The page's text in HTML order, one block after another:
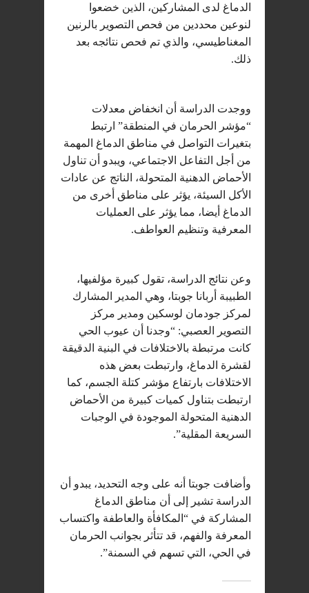
الدماغ لدى المشاركين، الذين خضعوا
لنوعين محددين من فحص التصوير بالرنين
المغناطيسي، والذي تم فحص نتائجه بعد
ذلك.
ووجدت الدراسة أن انخفاض معدلات
“مؤشر الحرمان في المنطقة” ارتبط
بتغيرات التواصل في مناطق الدماغ المهمة
من أجل التفاعل الاجتماعي، ويبدو أن تناول
الأحماض الدهنية المتحولة، الناتج عن عادات
الأكل السيئة، يؤثر على مناطق أخرى من
الدماغ أيضا، مما يؤثر على العمليات
المعرفية وتنظيم العواطف.
وعن نتائج الدراسة، تقول كبيرة مؤلفيها،
الطبيبة أربانا جوبتا، وهي المدير المشارك
لمركز جودمان لوسكين ومدير مركز
التصوير العصبي: “وجدنا أن عيوب الحي
كانت مرتبطة بالاختلافات في البنية الدقيقة
لقشرة الدماغ، وارتبطت بعض هذه
الاختلافات بارتفاع مؤشر كتلة الجسم، كما
ارتبطت بتناول كميات كبيرة من الأحماض
الدهنية المتحولة الموجودة في الوجبات
السريعة المقلية”.
وأضافت جوبتا أنه على وجه التحديد، يبدو أن
الدراسة تشير إلى أن مناطق الدماغ
المشاركة في “المكافأة والعاطفة واكتساب
المعرفة والفهم، قد تتأثر بجوانب الحرمان
في الحي، التي تسهم في السمنة”.